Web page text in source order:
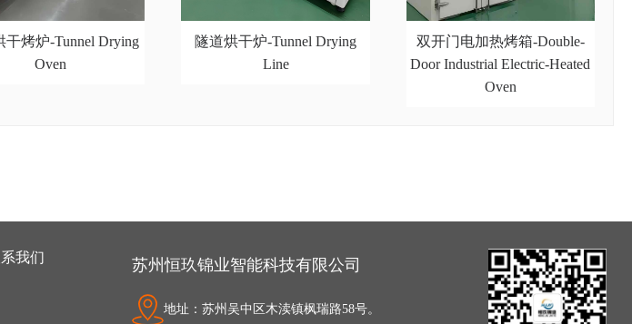
干烤炉-Tunnel Drying
Oven
隧道烘干炉-Tunnel Drying
Line
双开门电加热烤箱-Double-
Door Industrial Electric-Heated
Oven
我们 苏州恒玖锦业智能科技有限公司
地址：苏州吴中区木渎镇枫瑞路58号。